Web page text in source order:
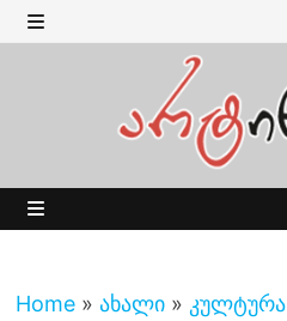
Skip
to MENU
Home » ახალი » კულტურა